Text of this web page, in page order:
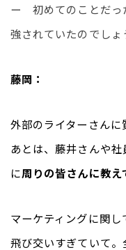
ー　初めてのことだ
強されていたのでしょ
藤岡：
外部のライターさんに
あとは、藤井さんや
に周りの皆さんに教
マーケティングに関
飛び交いすぎていて